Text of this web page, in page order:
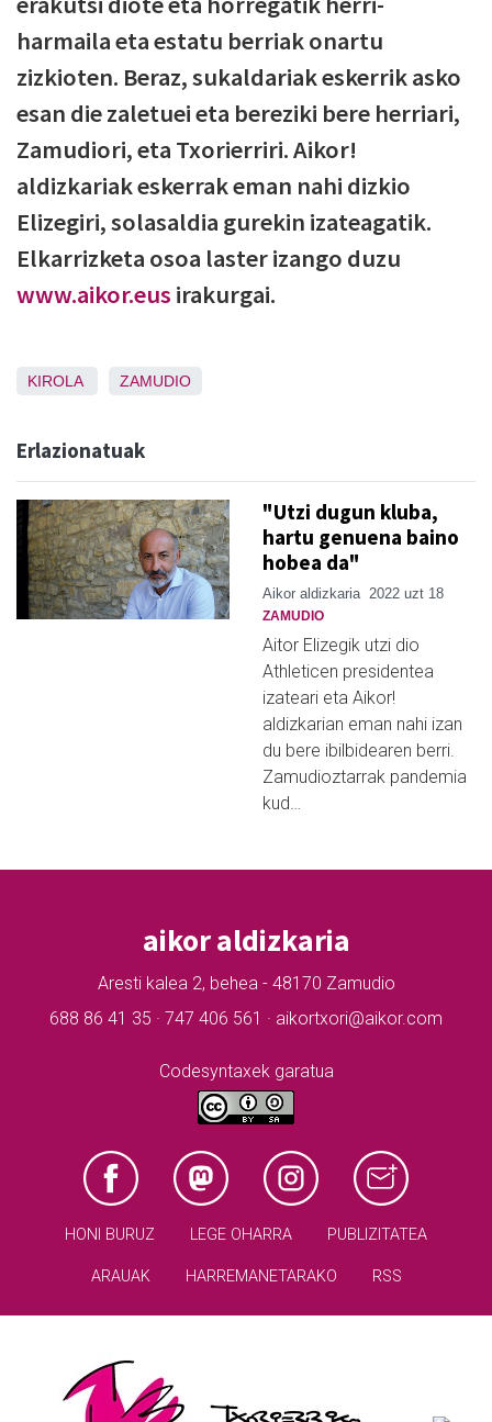
harmaila eta estatu berriak onartu
zizkioten. Beraz, sukaldariak eskerrik asko
esan die zaletuei eta bereziki bere herriari,
Zamudiori, eta Txorierriri. Aikor!
aldizkariak eskerrak eman nahi dizkio
Elizegiri, solasaldia gurekin izateagatik.
Elkarrizketa osoa laster izango duzu
www.aikor.eus irakurgai.
KIROLA ZAMUDIO
Erlazionatuak
"Utzi dugun kluba,
hartu genuena baino
hobea da"
Aikor aldizkaria 2022 uzt 18
ZAMUDIO
Aitor Elizegik utzi dio
Athleticen presidentea
izateari eta Aikor!
aldizkarian eman nahi izan
du bere ibilbidearen berri.
Zamudioztarrak pandemia
kud…
aikor aldizkaria
Aresti kalea 2, behea - 48170 Zamudio
688 86 41 35 · 747 406 561 · aikortxori@aikor.com
Codesyntaxek garatua
HONI BURUZ LEGE OHARRA PUBLIZITATEA
ARAUAK HARREMANETARAKO RSS